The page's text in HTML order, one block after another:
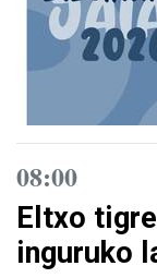
08:00
Eltxo
inguruko